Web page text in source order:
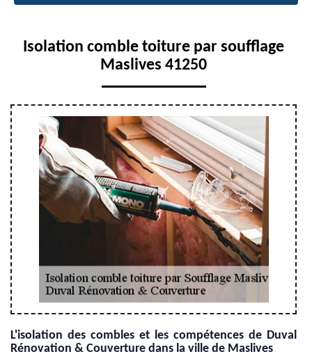
Isolation comble toiture par soufflage
Maslives 41250
L'isolation des combles et les compétences de Duval
Rénovation & Couverture dans la ville de Maslives